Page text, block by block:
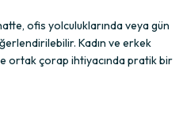
ofis yolculuklarında veya gün
Kadın ve erkek
ortak çorap ihtiyacında pratik bir